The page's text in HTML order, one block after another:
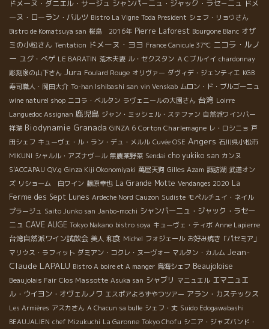
ドメーヌ・ダニエル・サージュ シャンパ－ニュ・ジャック・ラセ－ニュ ドメ
ーヌ・ローラン・バルツ Bistro La Vigne Toda President シェフ・リョウさん
Bistro de Komatsuya san 桜島 2016年 Pierre Laforest Bourgone Blanc オザ
ミの小松さん Tentation ドメーヌ・ヨヨ France Canicule 37℃ ニコラ・ルノ
ー ユグ・べゲ LE BARATIN 荒木夫妻 ル・セクスタン ＡＣブルイイ chardonnay
彫刻家の山下さん Jura Foulard Rouge オリヴァー ダヴィデ・ジェンティエ KGB
寿司職人・岡田大介 To-han Ishibashi san vin Venskab ムロン・ド・ブルゴーニュ
wine naturel shop ニコラ・ベルタン ラヴェニールの大園さん 台湾 Loirre
Languedoc Assignan 鹿児島 ジャン・ミッシェル・ステファン 自然派ワインバー
祥瑞 Biodynamie Granada GINZA 6 Corton Charlemagne レ・ロシニョ 戸
田シェフ キューヴェ・ル・ラン・デュ・メルル Cuvée OSE Angers 石川県小松市
MIKUNI シャルル・アズナヴール 無農薬野菜 Sendai cho yukiko san カンヌ
S'ACCAPAU QV.g Ginza Kiji Okonomiyaki 萬屋天狗 Gilles Azam 諏訪湖 武道オン
ズ リショーム 白ワイン 藤原幸也 La Grande Motte Vendanges 2020 La
Ferme des Sept Lunes Ardeche Nord Cauzon Sudiste モペルチュイ・ネイル
プラージュ Saito Junko san Janbo-mochi シャンパーニュ・ジャック・ラセー
ニュ CAVE AUGE Tokyo Nakano bistro soya キューヴェ・ティボ Anne Lapierre
台湾自然派ワイン試飲会 美人 和食 Michel フォジェール お好み焼き「パセミア」
マリウス・ラフィット ダミアン・コクレ・ヌーヴォー マルタン・カルム Jean-
Claude LAPALU Bistro A boire et A manger 鳥海シェフ Beaujoloise
Beaujolais Fair Clos Massotte Asuka san シャブリ マニュエル エマニュエ
ル・ウイヨン・オヴェルノワ エスポアよろずやつツアー アラン・カステックス
Les Armières アスカさん A Chacun sa bulle シェフ・丈 Suido Edogawabashi
BEAUJALIEN chef Mizukuchi La Garonne Tokyo Chofu シニア・ジャズバンド・